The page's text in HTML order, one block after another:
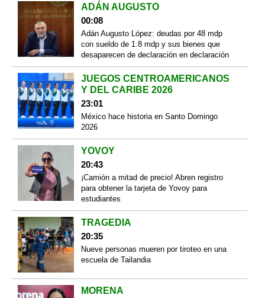
ADÁN AUGUSTO
00:08
Adán Augusto López: deudas por 48 mdp
con sueldo de 1.8 mdp y sus bienes que
desaparecen de declaración en declaración
JUEGOS CENTROAMERICANOS
Y DEL CARIBE 2026
23:01
México hace historia en Santo Domingo
2026
YOVOY
20:43
¡Camión a mitad de precio! Abren registro
para obtener la tarjeta de Yovoy para
estudiantes
TRAGEDIA
20:35
Nueve personas mueren por tiroteo en una
escuela de Tailandia
MORENA